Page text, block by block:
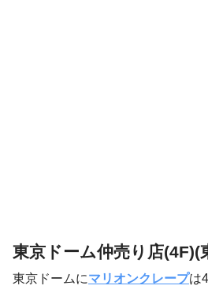
東京ドーム仲売り店(4F)(
東京ドームにマリオンクレープは